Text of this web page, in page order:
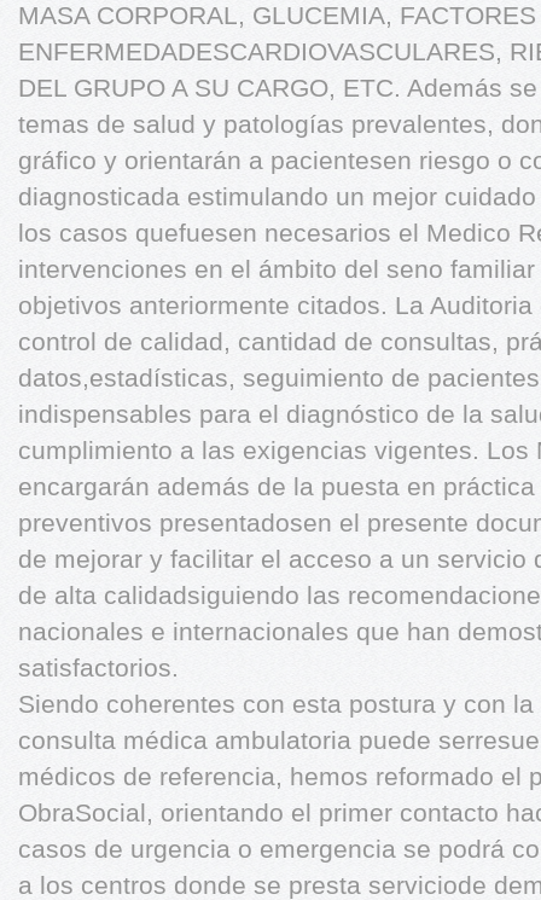
MASA CORPORAL, GLUCEMIA,
ENFERMEDADESCARDIOVASCULARES,
DEL GRUPO A SU CARGO, ETC. Además
temas de salud y patologías prevalentes,
gráfico y orientarán a pacientesen riesgo o
diagnosticada estimulando un mejor
los casos quefuesen necesarios el Medico
intervenciones en el ámbito del seno
objetivos anteriormente citados. La
control de calidad, cantidad de consultas,
datos,estadísticas, seguimiento de
indispensables para el diagnóstico de la
cumplimiento a las exigencias vigentes. Los
encargarán además de la puesta en
preventivos presentadosen el presente
de mejorar y facilitar el acceso a un servicio
de alta calidadsiguiendo las
nacionales e internacionales que han
satisfactorios.
Siendo coherentes con esta postura y con
consulta médica ambulatoria puede
médicos de referencia, hemos reformado el
ObraSocial, orientando el primer contacto
casos de urgencia o emergencia se podrá
a los centros donde se presta serviciode